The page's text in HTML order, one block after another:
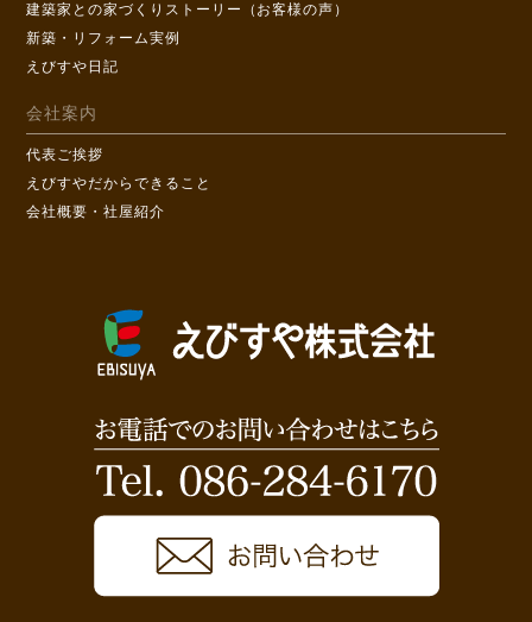
建築家との家づくりストーリー（お客様の声）
新築・リフォーム実例
えびすや日記
会社案内
代表ご挨拶
えびすやだからできること
会社概要・社屋紹介